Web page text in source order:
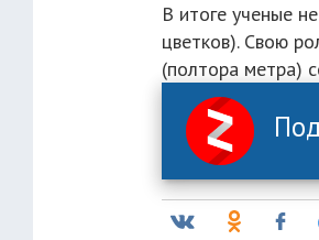
В итоге ученые
цветков). Свою
(полтора метра)